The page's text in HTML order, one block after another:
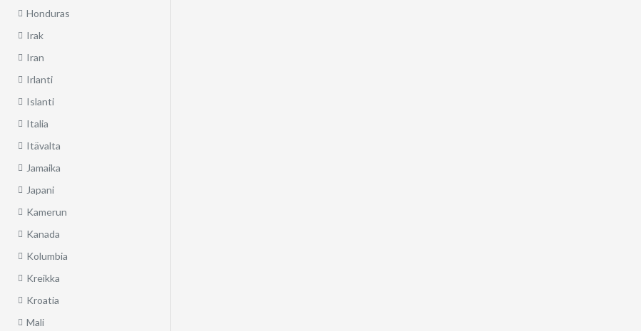
Honduras
Irak
Iran
Irlanti
Islanti
Italia
Itävalta
Jamaika
Japani
Kamerun
Kanada
Kolumbia
Kreikka
Kroatia
Mali